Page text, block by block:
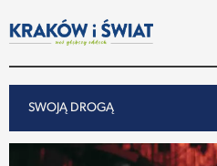
SWOJĄ DROGĄ
SWOJĄ DROGĄ